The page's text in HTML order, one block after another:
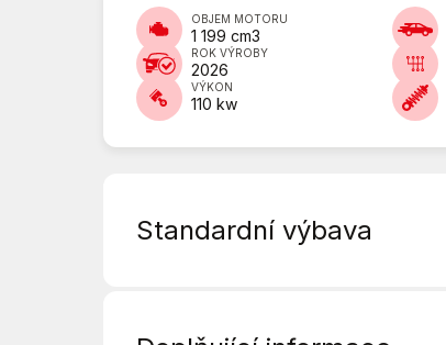
OBJEM MOTORU
1 199 cm3
ROK VÝROBY
2026
VÝKON
110 kw
Standardní výbava